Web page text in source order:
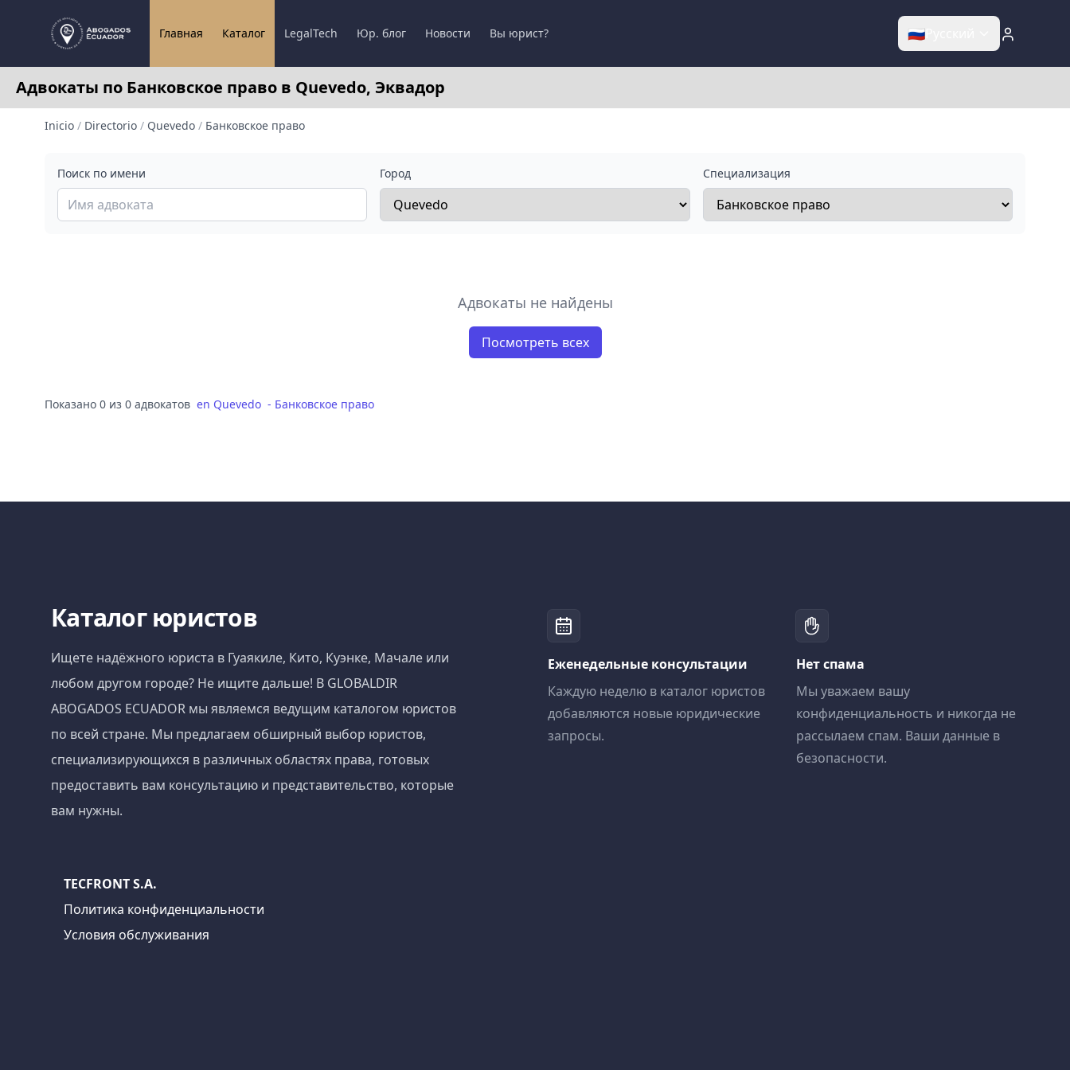
Главная Каталог LegalTech Юр. блог Новости Вы юрист? 🇷🇺
Адвокаты по Банковское право в Quevedo, Эквадор
Inicio / Directorio / Quevedo / Банковское право
Поиск по имени Город Специализация
Адвокаты не найдены
Посмотреть всех
Показано 0 из 0 адвокатов en Quevedo - Банковское право
Каталог юристов
Ищете надёжного юриста в Гуаякиле, Кито, Куэнке, Мачале или
любом другом городе? Не ищите дальше! В GLOBALDIR
ABOGADOS ECUADOR мы являемся ведущим каталогом юристов
по всей стране. Мы предлагаем обширный выбор юристов,
специализирующихся в различных областях права, готовых
предоставить вам консультацию и представительство, которые
вам нужны.
Еженедельные консультации
Каждую неделю в каталог юристов
добавляются новые юридические
запросы.
Нет спама
Мы уважаем вашу
конфиденциальность и никогда не
рассылаем спам. Ваши данные в
безопасности.
TECFRONT S.A.
Политика конфиденциальности
Условия обслуживания